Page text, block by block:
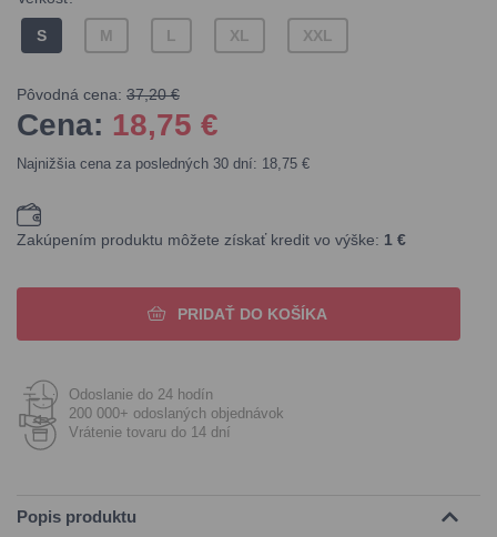
S M L XL XXL
Pôvodná cena: 37,20 €
Cena: 18,75 €
Najnižšia cena za posledných 30 dní: 18,75 €
Zakúpením produktu môžete získať kredit vo výške: 1 €
PRIDAŤ DO KOŠÍKA
Odoslanie do 24 hodín
200 000+ odoslaných objednávok
Vrátenie tovaru do 14 dní
Popis produktu